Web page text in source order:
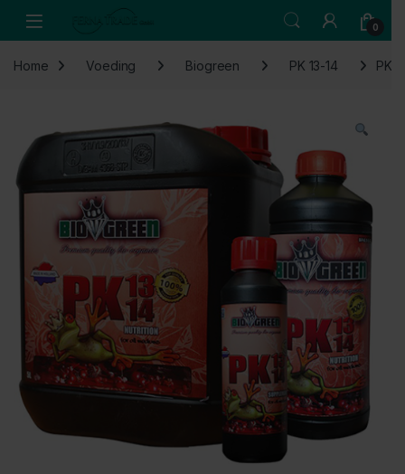
Open 0
Home Voeding Biogreen PK 13-14 PK